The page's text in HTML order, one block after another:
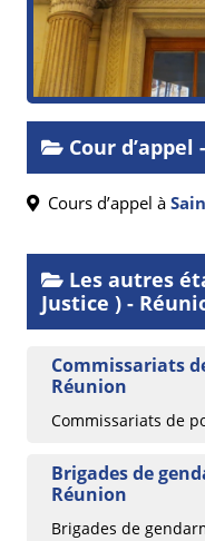
Cour
Cours d’appel à
Les autres
Justice ) -
Commissariats
Réunion
Commissariats de
Brigades de
Réunion
Brigades de